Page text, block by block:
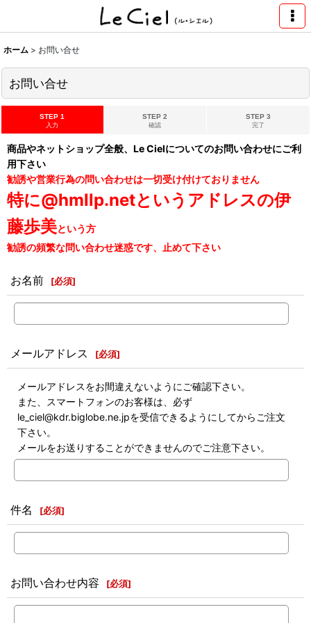
ホーム > お問い合せ
お問い合せ
STEP 1
入力
STEP 2
確認
STEP 3
完了
商品やネットショップ全般、Le Cielについてのお問い合わせにご利
用下さい
勧誘や営業行為の問い合わせは一切受け付けておりません
特に@hmllp.netというアドレスの伊
藤歩美という方
勧誘の頻繁な問い合わせ迷惑です、止めて下さい
お名前 [必須]
メールアドレス [必須]
メールアドレスをお間違えないようにご確認下さい。
また、スマートフォンのお客様は、必ず
le_ciel@kdr.biglobe.ne.jpを受信できるようにしてからご注文
下さい。
メールをお送りすることができませんのでご注意下さい。
件名 [必須]
お問い合わせ内容 [必須]